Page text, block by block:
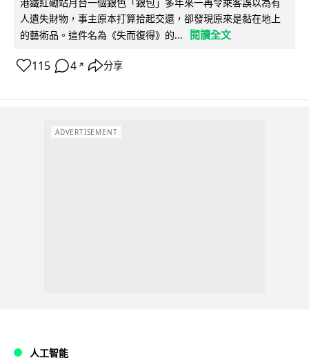
人遺失財物，事主原本打算拾起交還，卻發現原來是黏在地上
的藝術品。這件名為《失而復得》的...
閱讀全文
115 4 ↗ 分享
ADVERTISEMENT
人工智能